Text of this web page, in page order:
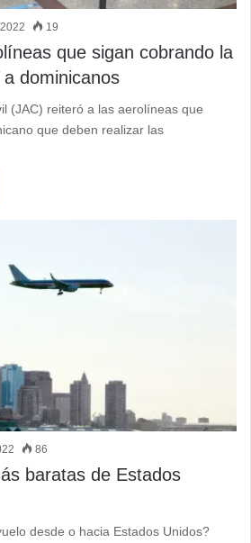
19
que sigan cobrando la
a dominicanos
(JAC) reiteró a las aerolíneas que
que deben realizar las
86
baratas de Estados
desde o hacia Estados Unidos?